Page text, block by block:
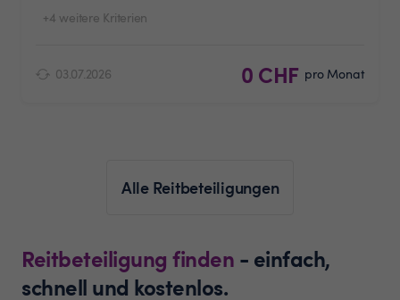
+4 weitere Kriterien
03.07.2026 0 CHF pro Monat
Alle Reitbeteiligungen
Reitbeteiligung finden - einfach,
schnell und kostenlos.